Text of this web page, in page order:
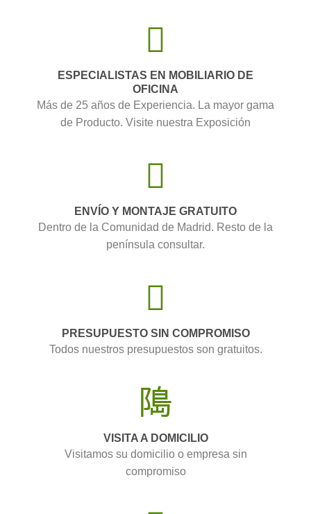
ESPECIALISTAS EN MOBILIARIO DE
OFICINA
Más de 25 años de Experiencia. La mayor gama
de Producto. Visite nuestra Exposición
ENVÍO Y MONTAJE GRATUITO
Dentro de la Comunidad de Madrid. Resto de la
península consultar.
PRESUPUESTO SIN COMPROMISO
Todos nuestros presupuestos son gratuitos.
VISITA A DOMICILIO
Visitamos su domicilio o empresa sin
compromiso